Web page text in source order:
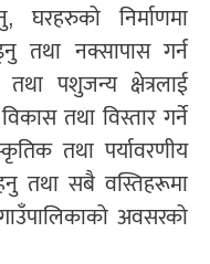
घरहरुको निर्माणमा
तथा नक्सापास गर्न
पशुजन्य क्षेत्रलाई
तथा विस्तार गर्ने
तथा पर्यावरणीय
तथा सबै वस्तिहरूमा
अवसरको